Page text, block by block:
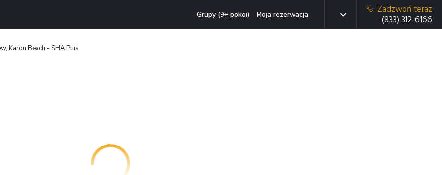
Grupy (9+ pokoi) Moja rezerwacja
Zadzwoń teraz
(833) 312-6166
Karon Beach - SHA Plus